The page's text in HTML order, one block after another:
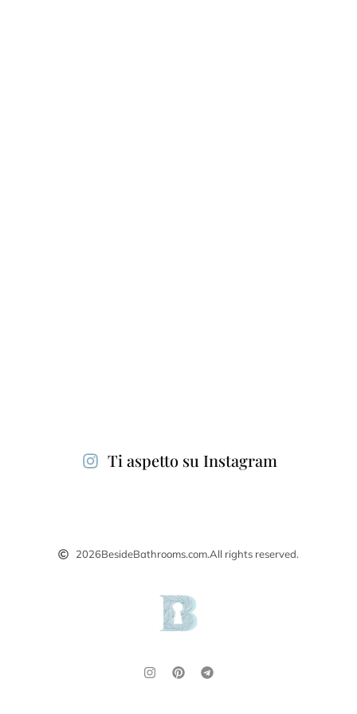
Ti aspetto su Instagram
2026BesideBathrooms.com.All rights reserved.